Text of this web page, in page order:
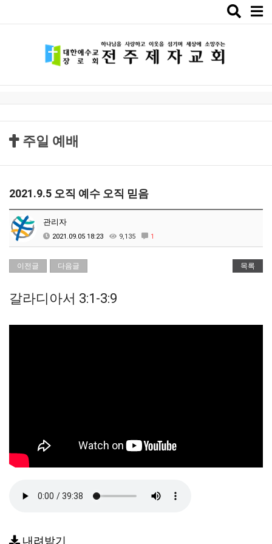
Toggle
주일 예배
2021.9.5 오직 예수 오직 믿음
관리자
2021.09.05 18:23 9,135 1
이전글 다음글 목록
갈라디아서 3:1-3:9
내려받기